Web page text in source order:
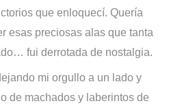
que enloquecí. Quería
esas preciosas alas que tanta
fui derrotada de nostalgia.
mi orgullo a un lado y
de machados y laberintos de